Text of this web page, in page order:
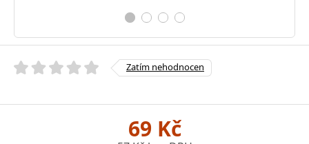
Zatím nehodnocen
69 Kč